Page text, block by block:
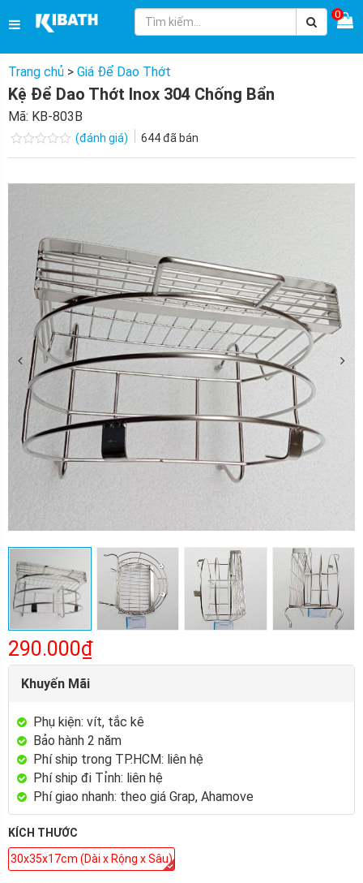
0
Trang chủ > Giá Để Dao Thớt
Kệ Để Dao Thớt Inox 304 Chống Bẩn
Mã: KB-803B
Được
(đánh giá) 644đã bán
290.000₫
Khuyến Mãi
Phụ kiện: vít, tắc kê
Bảo hành 2 năm
Phí ship trong TP.HCM: liên hệ
Phí ship đi Tỉnh: liên hệ
Phí giao nhanh: theo giá Grap, Ahamove
KÍCH THƯỚC
30x35x17cm (Dài x Rộng x Sâu)